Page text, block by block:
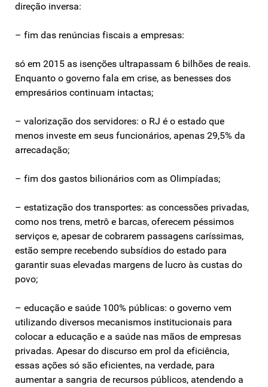
direção inversa:
– fim das renúncias fiscais a empresas:
só em 2015 as isenções ultrapassam 6 bilhões de reais.
Enquanto o governo fala em crise, as benesses dos
empresários continuam intactas;
– valorização dos servidores: o RJ é o estado que
menos investe em seus funcionários, apenas 29,5% da
arrecadação;
– fim dos gastos bilionários com as Olimpíadas;
– estatização dos transportes: as concessões privadas,
como nos trens, metrô e barcas, oferecem péssimos
serviços e, apesar de cobrarem passagens caríssimas,
estão sempre recebendo subsídios do estado para
garantir suas elevadas margens de lucro às custas do
povo;
– educação e saúde 100% públicas: o governo vem
utilizando diversos mecanismos institucionais para
colocar a educação e a saúde nas mãos de empresas
privadas. Apesar do discurso em prol da eficiência,
essas ações só são eficientes, na verdade, para
aumentar a sangria de recursos públicos, atendendo a